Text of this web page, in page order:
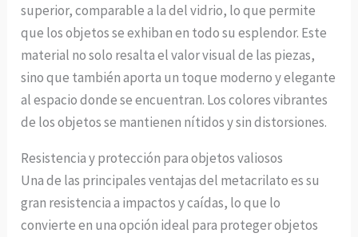
superior, comparable a la del vidrio, lo que permite
que los objetos se exhiban en todo su esplendor. Este
material no solo resalta el valor visual de las piezas,
sino que también aporta un toque moderno y elegante
al espacio donde se encuentran. Los colores vibrantes
de los objetos se mantienen nítidos y sin distorsiones.
Resistencia y protección para objetos valiosos
Una de las principales ventajas del metacrilato es su
gran resistencia a impactos y caídas, lo que lo
convierte en una opción ideal para proteger objetos